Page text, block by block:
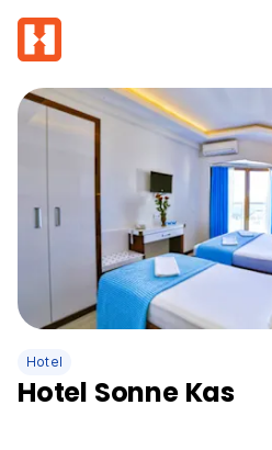
Hotel
Hotel Sonne Kas